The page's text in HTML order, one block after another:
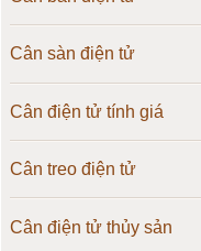
Cân sàn điện tử
Cân điện tử tính giá
Cân treo điện tử
Cân điện tử thủy sản